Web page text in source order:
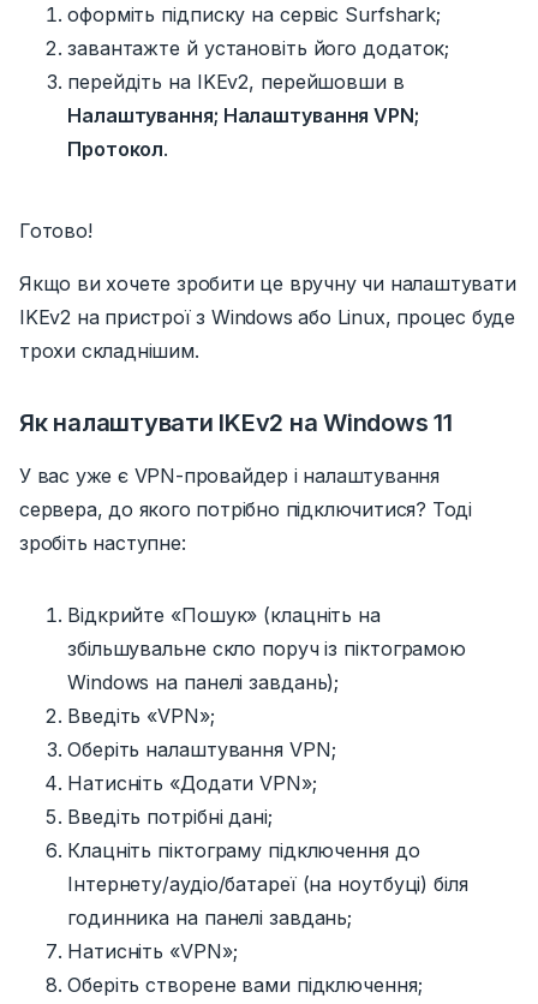
оформіть підписку на сервіс Surfshark;
завантажте й установіть його додаток;
перейдіть на IKEv2, перейшовши в
Налаштування; Налаштування VPN;
Протокол.
Готово!
Якщо ви хочете зробити це вручну чи налаштувати
IKEv2 на пристрої з Windows або Linux, процес буде
трохи складнішим.
Як налаштувати IKEv2 на Windows 11
У вас уже є VPN-провайдер і налаштування
сервера, до якого потрібно підключитися? Тоді
зробіть наступне:
Відкрийте «Пошук» (клацніть на
збільшувальне скло поруч із піктограмою
Windows на панелі завдань);
Введіть «VPN»;
Оберіть налаштування VPN;
Натисніть «ДодатиVPN»;
Введіть потрібні дані;
Клацніть піктограму підключення до
Інтернету/аудіо/батареї (на ноутбуці) біля
годинника на панелі завдань;
Натисніть «VPN»;
Оберіть створене вами підключення;